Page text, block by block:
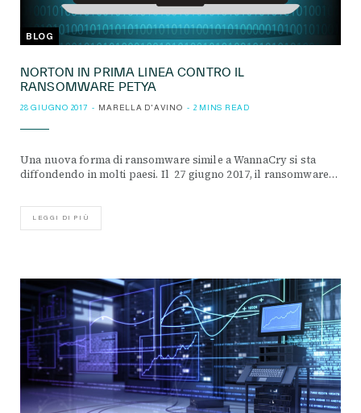
BLOG
NORTON IN PRIMA LINEA CONTRO IL
RANSOMWARE PETYA
28 GIUGNO 2017 MARELLA D'AVINO 2 MINS READ
Una nuova forma di ransomware simile a WannaCry si sta
diffondendo in molti paesi. Il 27 giugno 2017, il ransomware…
LEGGI DI PIÙ